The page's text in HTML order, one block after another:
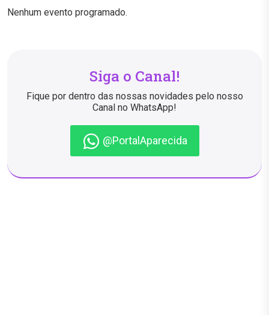
Nenhum evento programado.
Siga o Canal!
Fique por dentro das nossas novidades pelo nosso
Canal no WhatsApp!
@PortalAparecida